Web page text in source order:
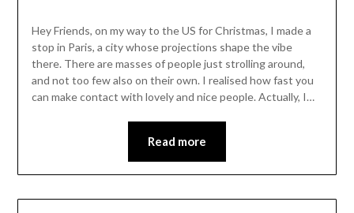
Hey Friends, on my way to the US for Christmas, I made a
stop in Paris, a city whose projections shape the vibe
there. There are masses of people just strolling around,
and not too few also on their own. I realised how fast you
can make contact with lovely and nice people. Actually, I…
Read more